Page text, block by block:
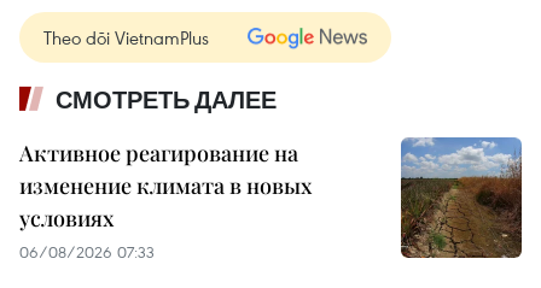
Theo dõi VietnamPlus
СМОТРЕТЬ ДАЛЕЕ
Активное реагирование на
изменение климата в новых
условиях
06/08/2026 07:33